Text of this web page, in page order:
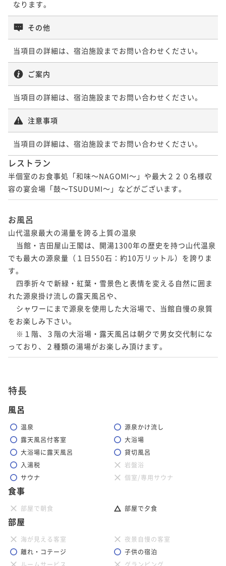
ポイントアップ
【＜能登牛×新かにグルメ＞】「ずわい蟹姿茹」含む
秋冬１番人気会席＆石川の誇る「能登牛」を両方楽し
二食付き 現地決済可 事前決済可
IN 14:00 - 20:00 OUT11:00
ポイント即利用で最大7％OFF
2名 ¥ 67,518 ~
ポイントアップ
【部屋食で味わう蟹フルコース】蟹姿・焼がに・かに
刺・カニすき・蟹雑炊など７種の蟹料理がお得に！
二食付き 現地決済可
ポイント即利用で 最大7％OFF
¥74,800~
¥ 69,564 ~
ポイントアップ
【能登牛×新かにグルメ会席◇お食事処＜温泉露天風
呂or温泉内湯付き客室＞】ずわい蟹と能登牛で舌鼓♪
二食付き 現地決済可
ポイント即利用で最大7％OFF
¥77,000~
2名 ¥ 71,610 ~
ポイントアップ
室／会場食】７種の蟹料理♪蟹姿・焼がに・かに刺な
ど
二食付き 現地決済可 事前決済可
IN 14:00 - 20:00 OUT11:00
ポイント即利用で最大7％OFF
ポイントアップ
【至高の温泉とかに】タグ付ブランド活蟹を食す◆贅
沢プラン【温泉露天風呂付き客室or温泉内湯付き客
室】
二食付き 現地決済可 事前決済可
ポイント即利用で 最大7％OFF
2名 ¥ 120,714 ~
その他
当項目の詳細は、宿泊施設までお問い合わせください。
ご案内
当項目の詳細は、宿泊施設までお問い合わせください。
注意事項
当項目の詳細は、宿泊施設までお問い合わせください。
レストラン
半個室のお食事処「和味～NAGOMI～」や最大２２０名様収
容の宴会場「鼓～TSUDUMI～」などがございます。
お風呂
山代温泉最大の湯量を誇る上質の温泉
でも最大の源泉量（１日550石：約10万リットル）を誇りま
す。
れた源泉掛け流しの露天風呂や、
をお楽しみ下さい。
っており、２種類の湯場がお楽しみ頂けます。
特長
風呂
温泉
源泉かけ流し
露天風呂付客室
大浴場
大浴場に露天風呂
貸切風呂
入湯税
岩盤浴
サウナ
個室/専用サウナ
食事
部屋で朝食 部屋で夕食
部屋
海が見える客室
夜景自慢の客室
離れ・コテージ
子供の宿泊
ルームサービス
グランピング